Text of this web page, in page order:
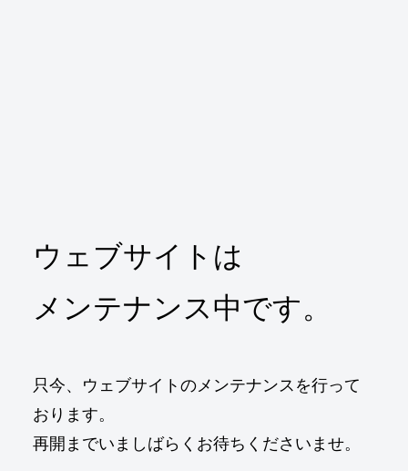
ウェブサイトは
メンテナンス中です。
只今、ウェブサイトのメンテナンスを行って
おります。
再開までいましばらくお待ちくださいませ。